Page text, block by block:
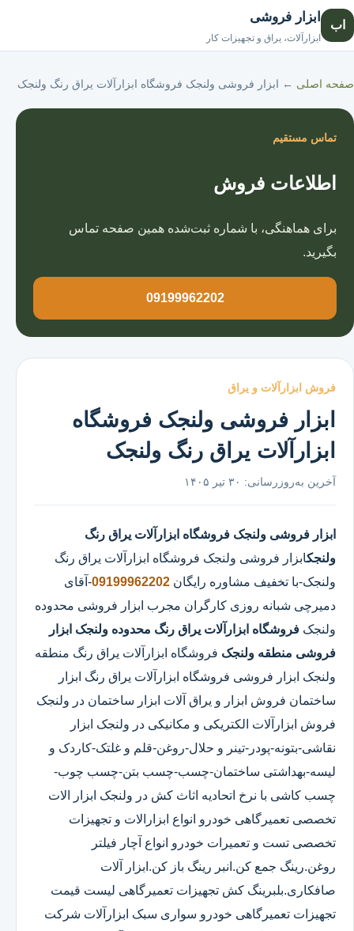
اب
ابزار فروشی
ابزارآلات، یراق و تجهیزات کار
صفحه اصلی ← ابزار فروشی ولنجک فروشگاه ابزارآلات یراق رنگ ولنجک
فروش ابزارآلات و یراق
ابزار فروشی ولنجک فروشگاه
ابزارآلات یراق رنگ ولنجک
آخرین به‌روزرسانی: ۳۰ تیر ۱۴۰۵
ابزار فروشی ولنجک فروشگاه ابزارآلات یراق رنگ
ولنجکابزار فروشی ولنجک فروشگاه ابزارآلات یراق رنگ
ولنجک-با تخفیف مشاوره رایگان 09199962202-آقای
دمیرچی شبانه روزی کارگران مجرب ابزار فروشی محدوده
ولنجک فروشگاه ابزارآلات یراق رنگ محدوده ولنجک ابزار
فروشی منطقه ولنجک فروشگاه ابزارآلات یراق رنگ منطقه
ولنجک ابزار فروشی فروشگاه ابزارآلات یراق رنگ ابزار
ساختمان فروش ابزار و یراق آلات ابزار ساختمان در ولنجک
فروش ابزارآلات الکتریکی و مکانیکی در ولنجک ابزار
نقاشی-بتونه-پودر-تینر و حلال-روغن-قلم و غلتک-کاردک و
لیسه-بهداشتی ساختمان-چسب-چسب بتن-چسب چوب-
چسب کاشی با نرخ اتحادیه اثاث کش در ولنجک ابزار الات
تخصصی تعمیرگاهی خودرو انواع ابزارالات و تجهیزات
تخصصی تست و تعمیرات خودرو انواع آچار فیلتر
روغن.رینگ جمع کن.انبر رینگ باز کن.ابزار آلات
صافکاری.بلبرینگ کش تجهیزات تعمیرگاهی لیست قیمت
تجهیزات تعمیرگاهی خودرو سواری سبک ابزارآلات شرکت
تماس مستقیم
اطلاعات فروش
برای هماهنگی، با شماره ثبت‌شده همین صفحه تماس
بگیرید.
09199962202